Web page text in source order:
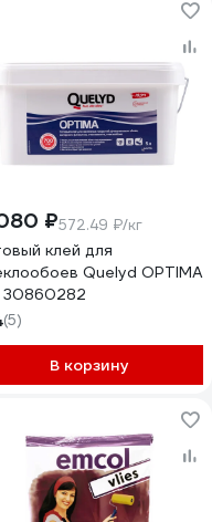
₽572.49 ₽/кг
клей для
Quelyd OPTIMA
30860282
(5)
В корзину